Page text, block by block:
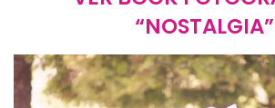
“NOSTALGIA”